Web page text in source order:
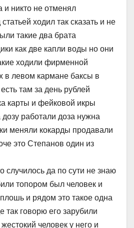
и никто не отменял
ходил так сказать и не
такие два брата
как две капли воды но они
ходили фирменной
в левом кармане баксы в
там за день рублей
карты и фейковой икры
работали доза нужна
меняли кокарды продавали
это Степанов один из
случилось да по сути не знаю
топором был человек и
и рядом это такое одна
так говорю его зарубили
человек у него и